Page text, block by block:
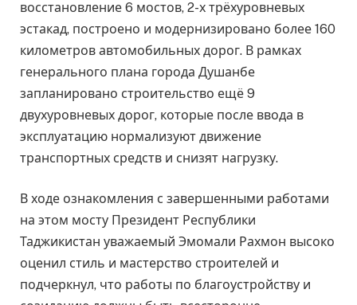
восстановление 6 мостов, 2-х трёхуровневых
эстакад, построено и модернизировано более 160
километров автомобильных дорог. В рамках
генерального плана города Душанбе
запланировано строительство ещё 9
двухуровневых дорог, которые после ввода в
эксплуатацию нормализуют движение
транспортных средств и снизят нагрузку.
В ходе ознакомления с завершенными работами
на этом мосту Президент Республики
Таджикистан уважаемый Эмомали Рахмон высоко
оценил стиль и мастерство строителей и
подчеркнул, что работы по благоустройству и